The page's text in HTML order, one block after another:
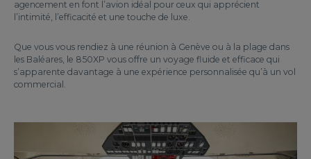
agencement en font l’avion idéal pour ceux qui apprécient
l’intimité, l’efficacité et une touche de luxe.
Que vous vous rendiez à une réunion à Genève ou à la plage dans
les Baléares, le 850XP vous offre un voyage fluide et efficace qui
s’apparente davantage à une expérience personnalisée qu’à un vol
commercial.